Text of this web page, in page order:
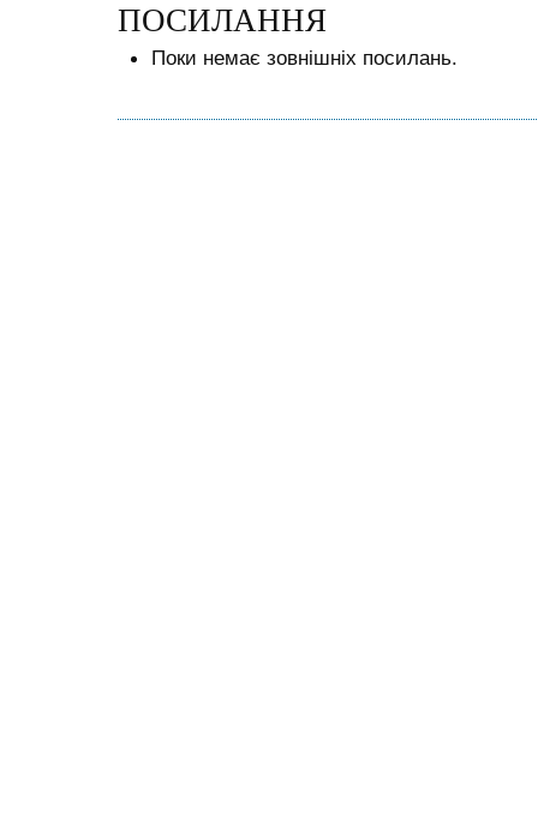
ПОСИЛАННЯ
Поки немає зовнішніх посилань.